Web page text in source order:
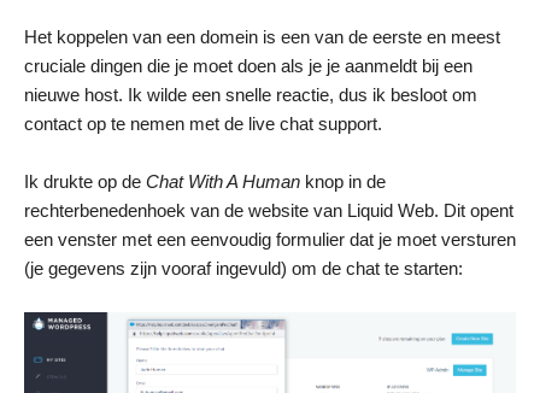
Het koppelen van een domein is een van de eerste en meest
cruciale dingen die je moet doen als je je aanmeldt bij een
nieuwe host. Ik wilde een snelle reactie, dus ik besloot om
contact op te nemen met de live chat support.
Ik drukte op de Chat With A Human knop in de
rechterbenedenhoek van de website van Liquid Web. Dit opent
een venster met een eenvoudig formulier dat je moet versturen
(je gegevens zijn vooraf ingevuld) om de chat te starten: